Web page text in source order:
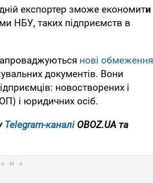
експортер зможе економити
НБУ, таких підприємств в
нові обмеження
документів. Вони
новостворених і
і юридичних осіб.
Telegram-каналіOBOZ.UA та